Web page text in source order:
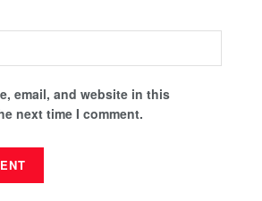
email, and website in this
next time I comment.